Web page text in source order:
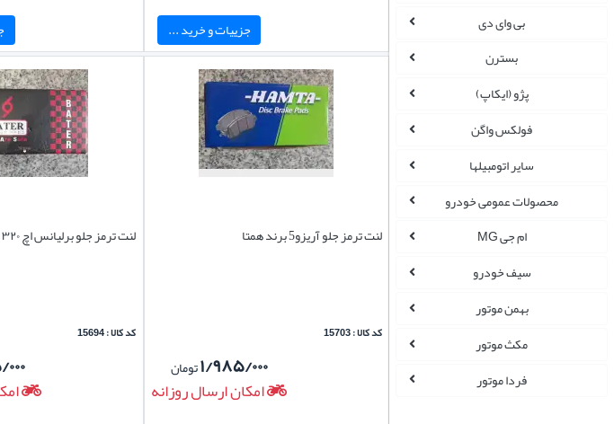
بی وای دی
بسترن
پژو (ایکاپ)
فولکس واگن
سایر اتومبیلها
محصولات عمومی خودرو
ام جی MG
سیف خودرو
بهمن موتور
مکث موتور
فردا موتور
جزییات و خرید ...
لنت ترمز جلو آریزو5 برند همتا
کد کالا : 15703
۱/۹۸۵/۰۰۰تومان
امکان ارسال روزانه
لنت ترمز جلو برلیانس اچ ۳۲۰ h320 برند باتر
کد کالا : 15694
۲/